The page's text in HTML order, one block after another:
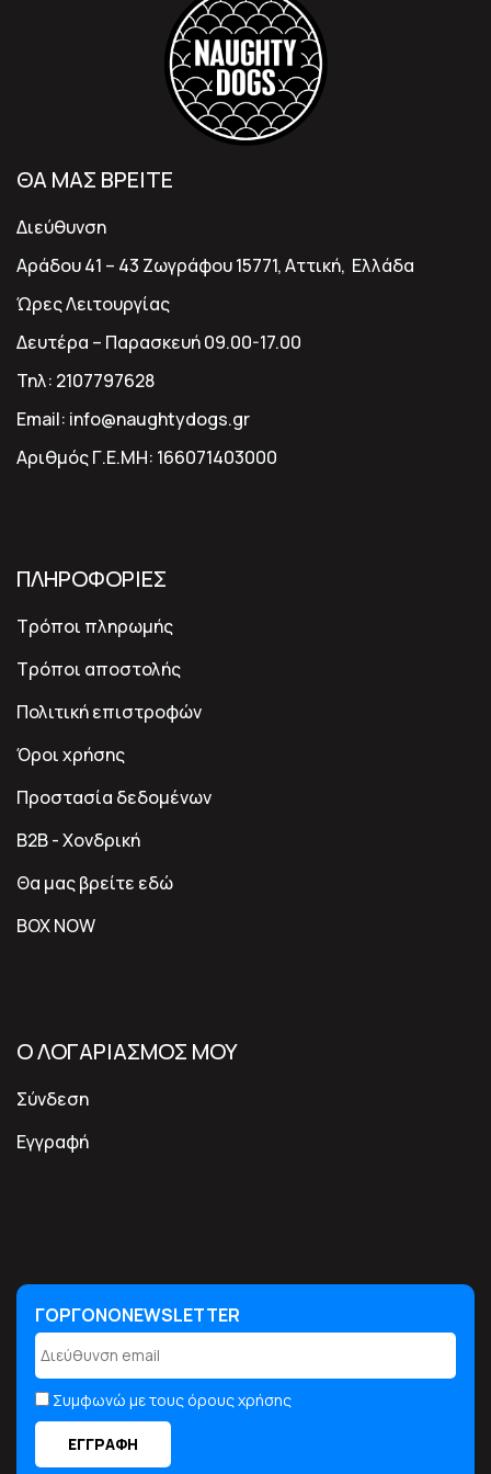
ΘΑ ΜΑΣ ΒΡΕΙΤΕ
Διεύθυνση
Αράδου 41 – 43 Ζωγράφου 15771, Αττική, Ελλάδα
Ώρες Λειτουργίας
Δευτέρα – Παρασκευή 09.00-17.00
Τηλ: 2107797628
Email: info@naughtydogs.gr
Αριθμός Γ.Ε.ΜΗ: 166071403000
ΠΛΗΡΟΦΟΡΙΕΣ
Τρόποι πληρωμής
Τρόποι αποστολής
Πολιτική επιστροφών
Όροι χρήσης
Προστασία δεδομένων
B2B - Χονδρική
Θα μας βρείτε εδώ
BOX NOW
Ο ΛΟΓΑΡΙΑΣΜΟΣ ΜΟΥ
Σύνδεση
Εγγραφή
ΓΟΡΓΟΝΟNEWSLETTER
Συμφωνώ με τους όρους χρήσης